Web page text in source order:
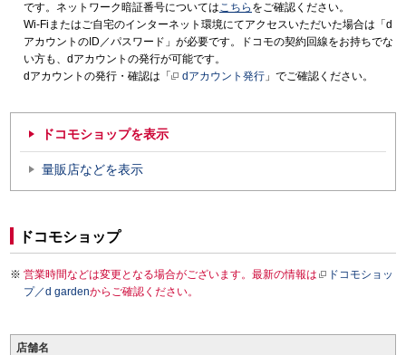
です。ネットワーク暗証番号についてはこちら をご確認ください。
Wi-Fiまたはご自宅のインターネット環境にてアクセスいただいた場合は「d
アカウントのID／パスワード」が必要です。ドコモの契約回線をお持ちでな
い方も、dアカウントの発行が可能です。
dアカウントの発行・確認は「
dアカウント発行 」でご確認ください。
ドコモショップを表示
量販店などを表示
ドコモショップ
営業時間などは変更となる場合がございます。最新の情報は
ドコモショッ
プ／d gardenからご確認ください。
店舗名